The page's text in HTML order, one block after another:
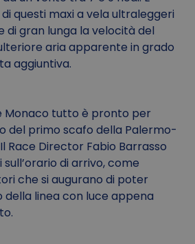
questi maxi a vela ultraleggeri
di gran lunga la velocità del
aria apparente in grado
aggiuntiva.
Monaco tutto è pronto per
del primo scafo della Palermo-
Race Director Fabio Barrasso
di arrivo, come
che si augurano di poter
della linea con luce appena